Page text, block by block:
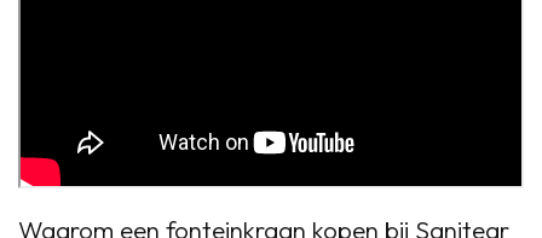
Waarom een fonteinkraan kopen bij Sanitear